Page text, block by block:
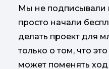
Мы не
просто начали
делать проект для
только о том, что
может поменять